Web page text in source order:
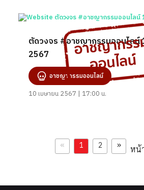
ตัดวงจร #อาชญากรรมออนไลน์
2567
อาชญากรรมออนไลน์
10 เมษายน 2567 | 17:00 น.
« 1 2 » หน้